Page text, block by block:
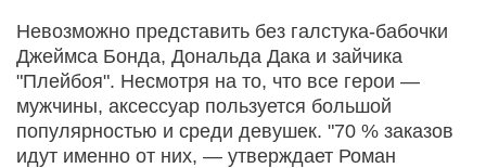
Невозможно представить без галстука-бабочки
Джеймса Бонда, Дональда Дака и зайчика
"Плейбоя". Несмотря на то, что все герои —
мужчины, аксессуар пользуется большой
популярностью и среди девушек. "70 % заказов
идут именно от них, — утверждает Роман